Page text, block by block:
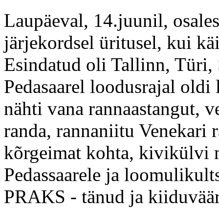
Laupäeval, 14.juunil,
järjekordsel üritusel, kui
Esindatud oli Tallinn, Türi,
Pedasaarel loodusrajal
nähti vana rannaastangut,
randa, rannaniitu Venekari
kõrgeimat kohta, kivikülvi
Pedassaarele ja
PRAKS - tänud ja